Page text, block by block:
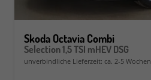
Skoda Octavia Combi
Selection 1,5 TSI mHEV DSG
unverbindliche Lieferzeit: ca. 2-5 Wochen